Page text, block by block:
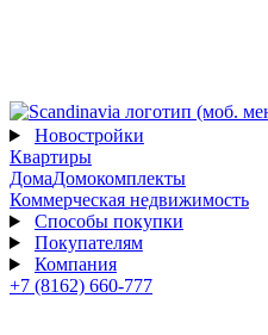
Новостройки
Квартиры
ДомаДомокомплекты
Коммерческая недвижимость
Способы покупки
Покупателям
Компания
+7 (8162) 660-777